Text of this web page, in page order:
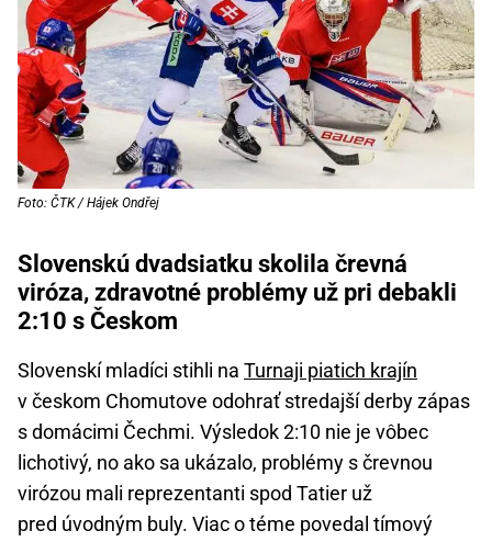
Foto: ČTK / Hájek Ondřej
Slovenskú dvadsiatku skolila črevná
viróza, zdravotné problémy už pri debakli
2:10 s Českom
Slovenskí mladíci stihli na Turnaji piatich krajín
v českom Chomutove odohrať stredajší derby zápas
s domácimi Čechmi. Výsledok 2:10 nie je vôbec
lichotivý, no ako sa ukázalo, problémy s črevnou
virózou mali reprezentanti spod Tatier už
pred úvodným buly. Viac o téme povedal tímový